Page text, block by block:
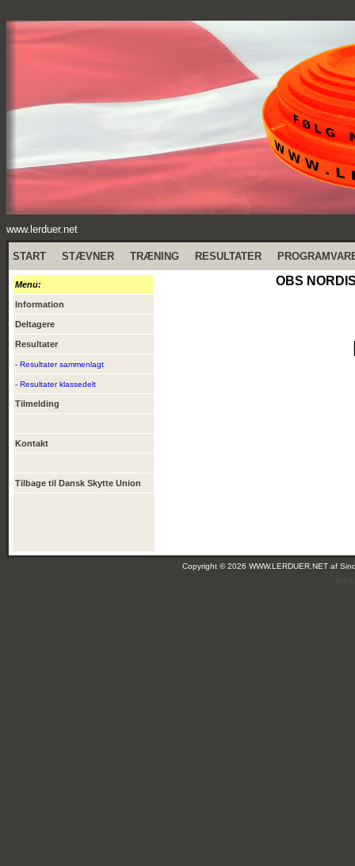
www.lerduer.net
START STÆVNER TRÆNING RESULTATER
Menu:
Information
Deltagere
Resultater
- Resultater sammenlagt
- Resultater klassedelt
Tilmelding
Kontakt
Tilbage til Dansk Skytte Union
OBS
Copyright © 2026 WWW.LERDUER.NET af